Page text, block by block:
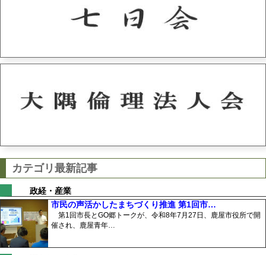
カテゴリ最新記事
政経・産業
市民の声活かしたまちづくり推進 第1回市…
第1回市長とGO郷トークが、令和8年7月27日、鹿屋市役所で開
催され、鹿屋青年…